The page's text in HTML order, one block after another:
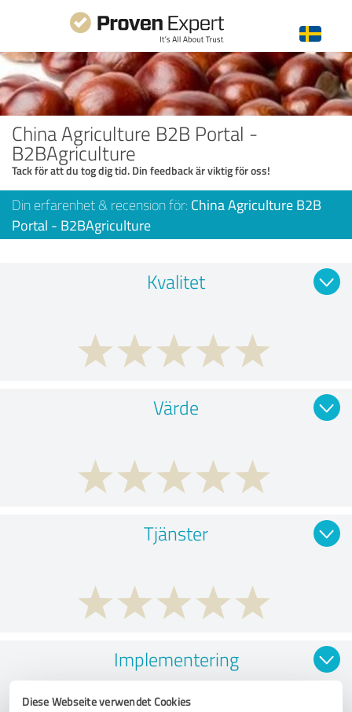
Diese Webseite verwendet Cookies
China Agriculture B2B Portal -
B2BAgriculture
Tack för att du tog dig tid. Din feedback är viktig för oss!
Din erfarenhet & recension för: China Agriculture B2B
Portal - B2BAgriculture
Kvalitet
Värde
Tjänster
Implementering